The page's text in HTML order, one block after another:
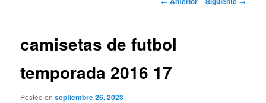
camisetas de futbol
temporada 2016 17
Posted onseptiembre 26, 2023